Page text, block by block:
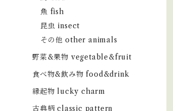
魚 fish
昆虫 insect
その他 other animals
野菜&果物 vegetable&fruit
食べ物&飲み物 food&drink
縁起物 lucky charm
古典柄 classic pattern